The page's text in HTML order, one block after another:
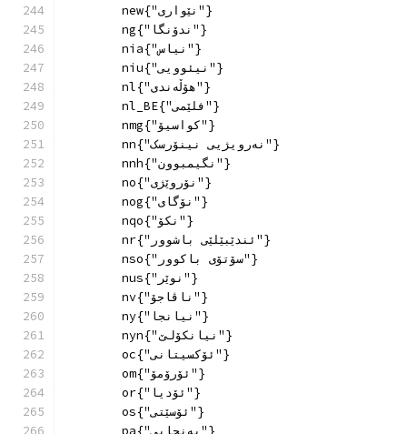
        new{"نێواری"}
        ng{"ندۆنگا"}
        nia{"نیاس"}
        niu{"نیئوویی"}
        nl{"هۆڵەندی"}
        nl_BE{"فلێمی"}
        nmg{"کواسیۆ"}
        nn{"نەرویژیی نینۆرسک"}
        nnh{"نگیمبوون"}
        no{"نۆروێژی"}
        nog{"نۆگای"}
        nqo{"نکۆ"}
        nr{"ئندێبێلێی باشوور"}
        nso{"سۆتۆی باکوور"}
        nus{"نوێر"}
        nv{"ناڤاجۆ"}
        ny{"نیانجا"}
        nyn{"نیانکۆلێ"}
        oc{"ئۆکسیتانی"}
        om{"ئۆرۆمۆ"}
        or{"ئۆدیا"}
        os{"ئۆسێتی"}
        pa{"پەنجابی"}